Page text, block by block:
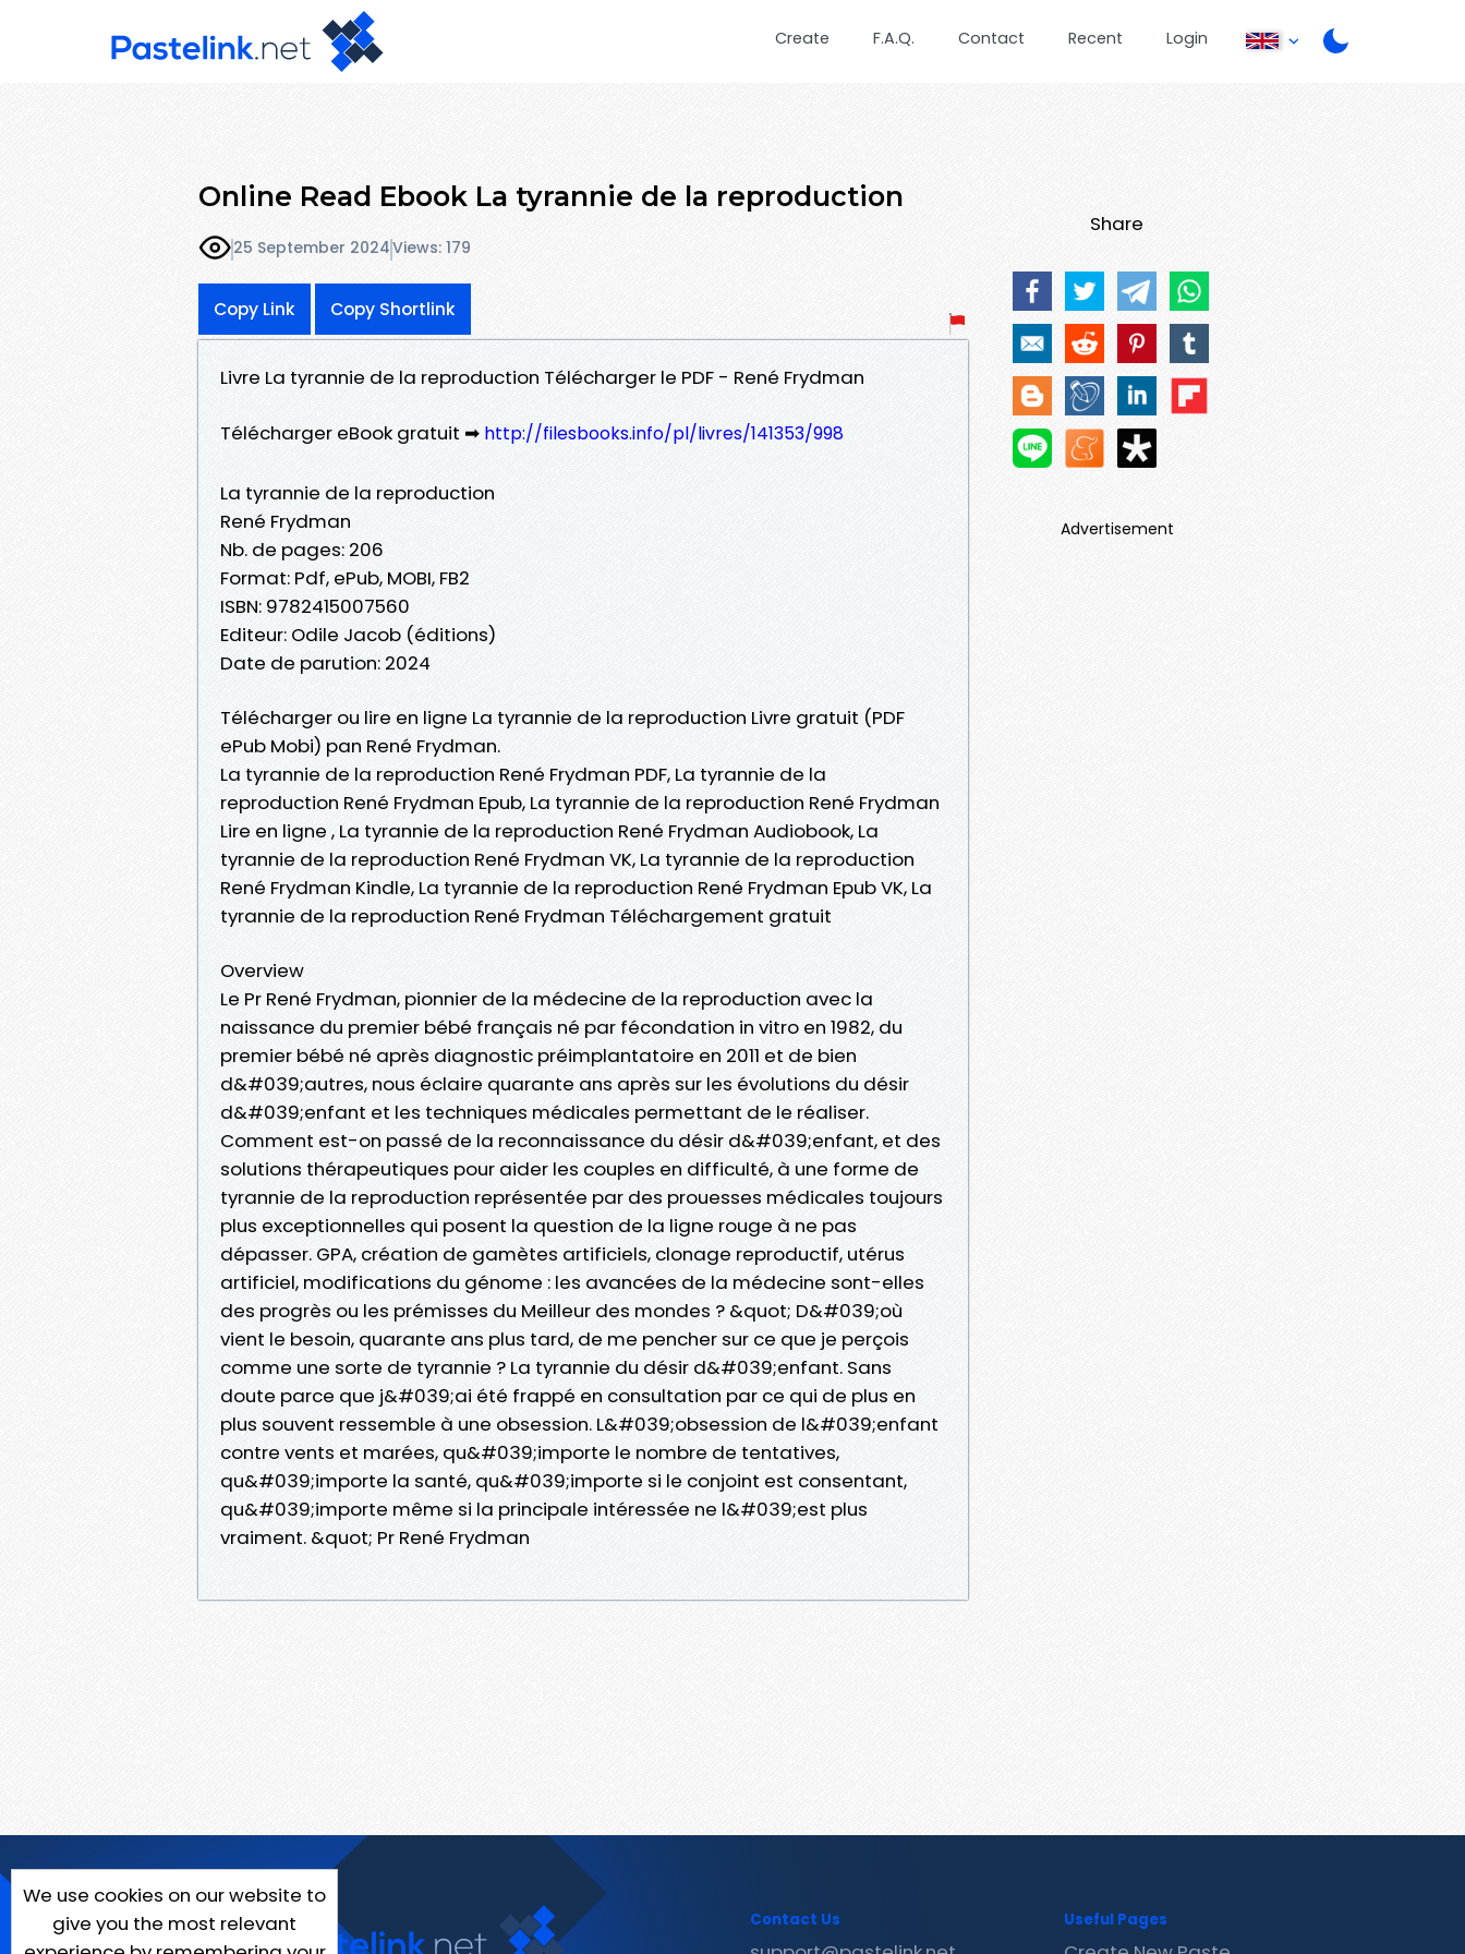
Create F.A.Q. Contact Recent Login
Online Read Ebook La tyrannie de la reproduction
25 September 2024Views: 179
Copy Link Copy Shortlink
Livre La tyrannie de la reproduction Télécharger le PDF - René Frydman
Télécharger eBook gratuit ➡ http://filesbooks.info/pl/livres/141353/998
La tyrannie de la reproduction
René Frydman
Nb. de pages: 206
Format: Pdf, ePub, MOBI, FB2
ISBN: 9782415007560
Editeur: Odile Jacob (éditions)
Date de parution: 2024
Télécharger ou lire en ligne La tyrannie de la reproduction Livre gratuit (PDF
ePub Mobi) pan René Frydman.
La tyrannie de la reproduction René Frydman PDF, La tyrannie de la
reproduction René Frydman Epub, La tyrannie de la reproduction René Frydman
Lire en ligne , La tyrannie de la reproduction René Frydman Audiobook, La
tyrannie de la reproduction René Frydman VK, La tyrannie de la reproduction
René Frydman Kindle, La tyrannie de la reproduction René Frydman Epub VK, La
tyrannie de la reproduction René Frydman Téléchargement gratuit
Overview
Le Pr René Frydman, pionnier de la médecine de la reproduction avec la
naissance du premier bébé français né par fécondation in vitro en 1982, du
premier bébé né après diagnostic préimplantatoire en 2011 et de bien
d&#039;autres, nous éclaire quarante ans après sur les évolutions du désir
d&#039;enfant et les techniques médicales permettant de le réaliser.
Comment est-on passé de la reconnaissance du désir d&#039;enfant, et des
solutions thérapeutiques pour aider les couples en difficulté, à une forme de
tyrannie de la reproduction représentée par des prouesses médicales toujours
plus exceptionnelles qui posent la question de la ligne rouge à ne pas
dépasser. GPA, création de gamètes artificiels, clonage reproductif, utérus
artificiel, modifications du génome : les avancées de la médecine sont-elles
des progrès ou les prémisses du Meilleur des mondes ? &quot; D&#039;où
vient le besoin, quarante ans plus tard, de me pencher sur ce que je perçois
comme une sorte de tyrannie ? La tyrannie du désir d&#039;enfant. Sans
doute parce que j&#039;ai été frappé en consultation par ce qui de plus en
plus souvent ressemble à une obsession. L&#039;obsession de l&#039;enfant
contre vents et marées, qu&#039;importe le nombre de tentatives,
qu&#039;importe la santé, qu&#039;importe si le conjoint est consentant,
qu&#039;importe même si la principale intéressée ne l&#039;est plus
vraiment. &quot; Pr René Frydman
Share
Advertisement
We use cookies on our website to
give you the most relevant
Contact Us Useful Pages